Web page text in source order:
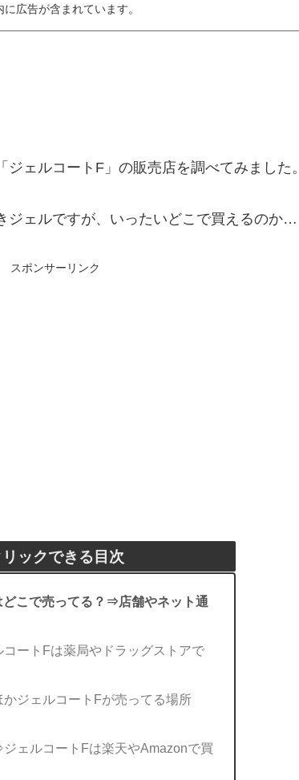
に広告が含まれています。
ェルコートF」の販売店を調べてみました。
ジェルですが、いったいどこで買えるのか…
スポンサーリンク
リックできる目次
どこで売ってる？⇒店舗やネット通
ートFは薬局やドラッグストアで
ジェルコートFが売ってる場所
ェルコートFは楽天やAmazonで買